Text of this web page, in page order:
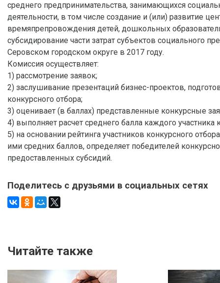
среднего предпринимательства, занимающихся
деятельности, в том числе создание и (или) развитие
времяпрепровождения детей, дошкольных
субсидирование части затрат субъектов социального
Серовском городском округе в 2017 году.
Комиссия осуществляет:
1) рассмотрение заявок;
2) заслушивание презентаций бизнес-проектов,
конкурсного отбора;
3) оценивает (в баллах) представленные конкурсные
4) выполняет расчет среднего балла каждого участника
5) на основании рейтинга участников конкурсного
ими средних баллов, определяет победителей
предоставленных субсидий.
Поделитесь с друзьями в социальных сетях
Читайте также